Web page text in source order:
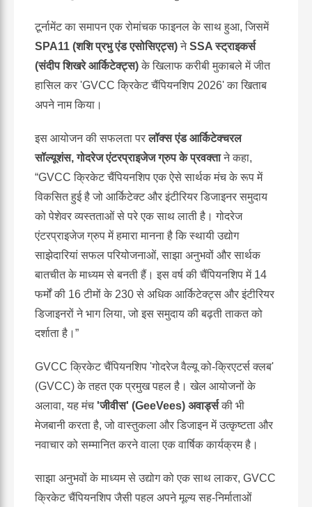
टूर्नामेंट का समापन एक रोमांचक फाइनल के साथ हुआ, जिसमें
SPA11 (शशि प्रभु एंड एसोसिएट्स)नेSSA स्ट्राइकर्स
(संदीप शिखरे आर्किटेक्ट्स)के खिलाफ करीबी मुकाबले में जीत
हासिल कर 'GVCC क्रिकेट चैंपियनशिप 2026' का खिताब
अपने नाम किया।
इस आयोजन की सफलता परलॉक्स एंड आर्किटेक्चरल
सॉल्यूशंस, गोदरेज एंटरप्राइजेज ग्रुप के प्रवक्ताने कहा,
“GVCC क्रिकेट चैंपियनशिप एक ऐसे सार्थक मंच के रूप में
विकसित हुई है जो आर्किटेक्ट और इंटीरियर डिजाइनर समुदाय
को पेशेवर व्यस्तताओं से परे एक साथ लाती है। गोदरेज
एंटरप्राइजेज ग्रुप में हमारा मानना है कि स्थायी उद्योग
साझेदारियां सफल परियोजनाओं, साझा अनुभवों और सार्थक
बातचीत के माध्यम से बनती हैं। इस वर्ष की चैंपियनशिप में 14
फर्मों की 16 टीमों के 230 से अधिक आर्किटेक्ट्स और इंटीरियर
डिजाइनरों ने भाग लिया, जो इस समुदाय की बढ़ती ताकत को
दर्शाता है।”
GVCC क्रिकेट चैंपियनशिप 'गोदरेज वैल्यू को-क्रिएटर्स क्लब'
(GVCC) के तहत एक प्रमुख पहल है। खेल आयोजनों के
अलावा, यह मंच 'जीवीस' (GeeVees) अवार्ड्सकी भी
मेजबानी करता है, जो वास्तुकला और डिजाइन में उत्कृष्टता और
नवाचार को सम्मानित करने वाला एक वार्षिक कार्यक्रम है।
साझा अनुभवों के माध्यम से उद्योग को एक साथ लाकर, GVCC
क्रिकेट चैंपियनशिप जैसी पहल अपने मूल्य सह-निर्माताओं